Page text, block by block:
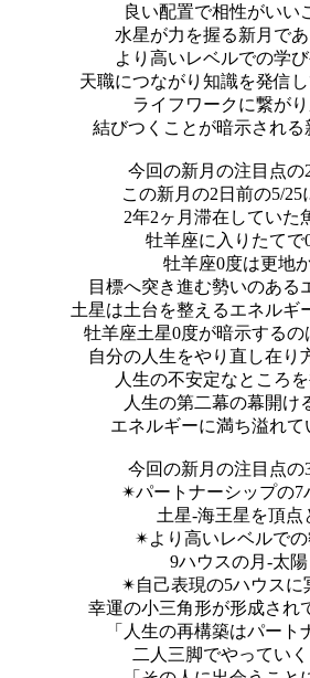
良い配置で相性がいい
水星が力を握る新月で
より高いレベルでの学
天職につながり知識を発信
ライフワークに繋が
結びつくことが暗示される
今回の新月の注目点の
この新月の2日前の5/25
2年2ヶ月滞在していた
牡羊座に入りたてで
牡羊座0度は更地
目標へ突き進む勢いのある
土星は土台を整えるエネルギ
牡羊座土星0度が暗示するの
自分の人生をやり直し在り
人生の不安定なところ
人生の第二幕の幕開け
エネルギーに満ち溢れて
今回の新月の注目点の
✴︎パートナーシップの7
土星-海王星を頂点
✴︎より高いレベルで
9ハウスの月-太陽
✴︎自己表現の5ハウスに
幸運の小三角形が形成され
「人生の再構築はパート
二人三脚でやっていく